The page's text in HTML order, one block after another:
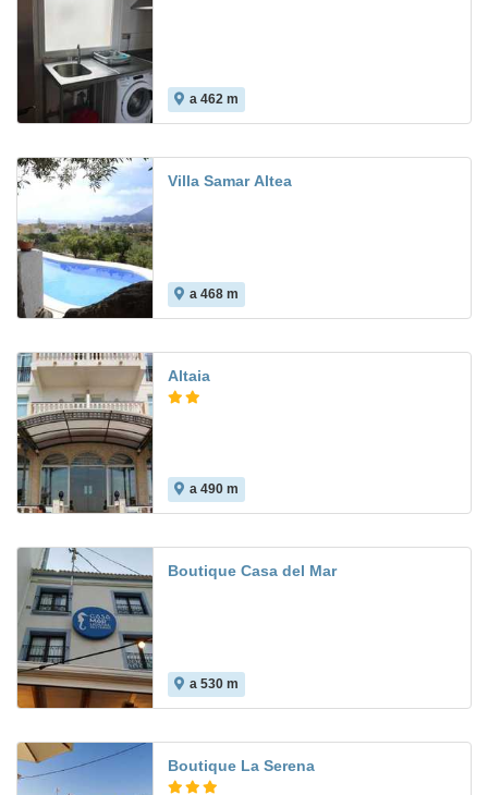
a 462 m
Villa Samar Altea
a 468 m
Altaia
a 490 m
Boutique Casa del Mar
a 530 m
Boutique La Serena